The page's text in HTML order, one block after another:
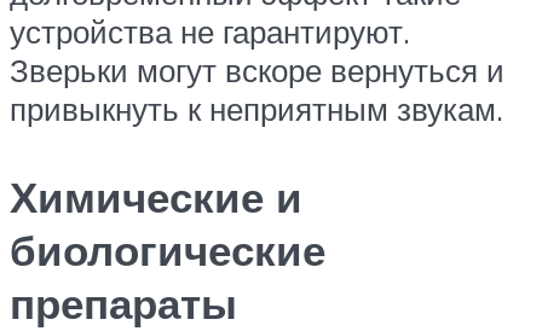
устройства не гарантируют.
Зверьки могут вскоре вернуться и
привыкнуть к неприятным звукам.
Химические и
биологические
препараты